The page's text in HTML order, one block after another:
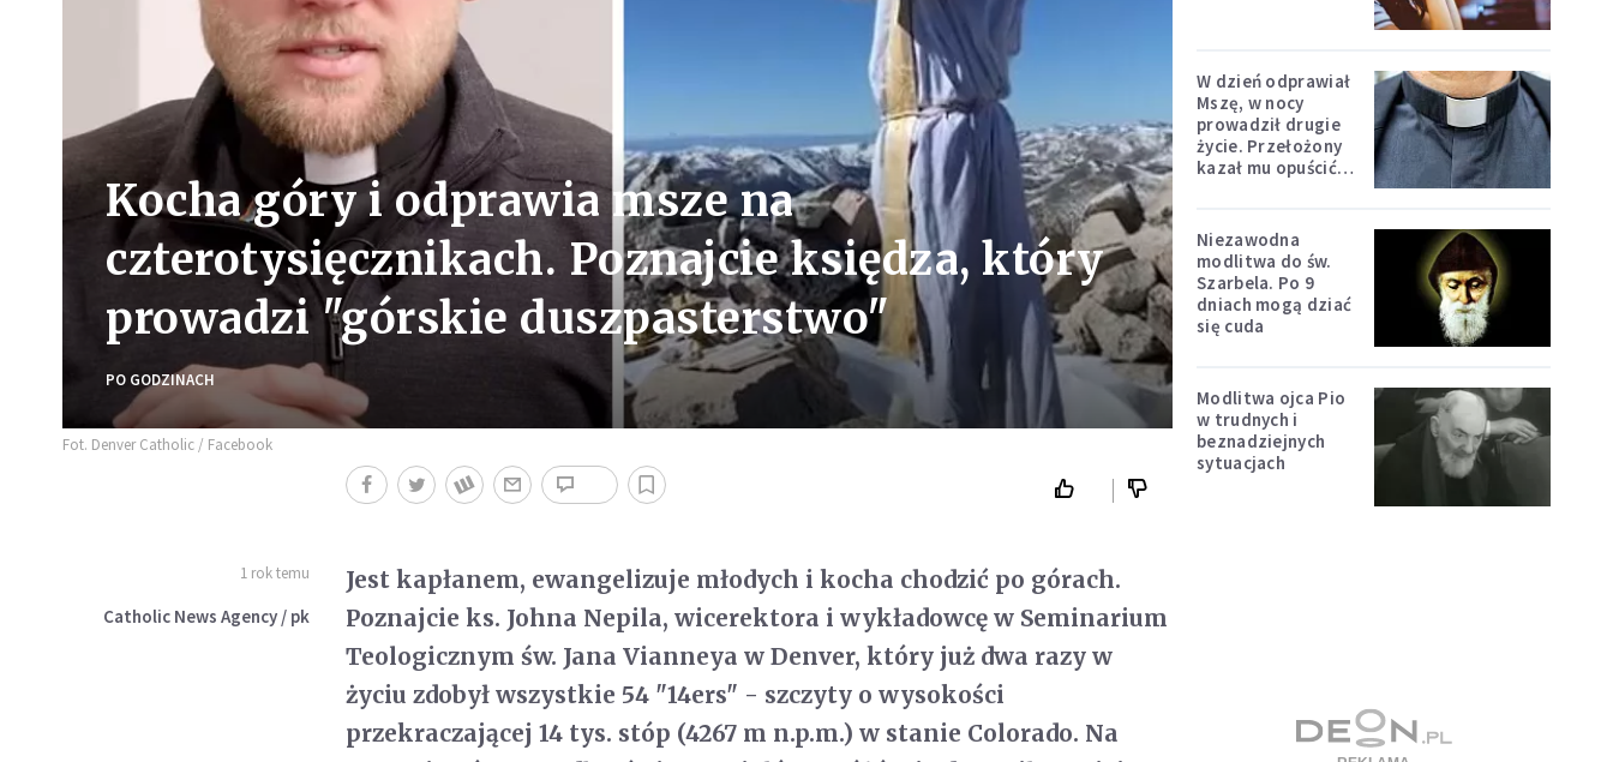
Kocha góry i odprawia msze na
czterotysięcznikach. Poznajcie księdza, który
prowadzi "górskie duszpasterstwo"
PO GODZINACH
Fot. Denver Catholic / Facebook
1 rok temu
Catholic News Agency / pk
Jest kapłanem, ewangelizuje młodych i kocha chodzić po górach.
Poznajcie ks. Johna Nepila, wicerektora i wykładowcę w Seminarium
Teologicznym św. Jana Vianneya w Denver, który już dwa razy w
życiu zdobył wszystkie 54 "14ers" - szczyty o wysokości
przekraczającej 14 tys. stóp (4267 m n.p.m.) w stanie Colorado. Na
W dzień odprawiał
Mszę, w nocy
prowadził drugie
życie. Przełożony
kazał mu opuścić
Niezawodna
modlitwa do św.
Szarbela. Po 9
dniach mogą dziać
się cuda
Modlitwa ojca Pio
w trudnych i
beznadziejnych
sytuacjach